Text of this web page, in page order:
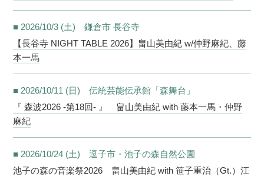
■ 2026/10/3 (土) 鎌倉市 長谷寺
【長谷寺 NIGHT TABLE 2026】畠山美由紀 w/仲野麻紀、藤
本一馬
■ 2026/10/11 (日) 伝統芸能伝承館「森舞台」
『 森波2026 -第18回- 』 畠山美由紀 with 藤本一馬・仲野
麻紀
■ 2026/10/24 (土) 逗子市・池子の森自然公園
池子の森の音楽祭2026 畠山美由紀 with 笹子重治（Gt.）江